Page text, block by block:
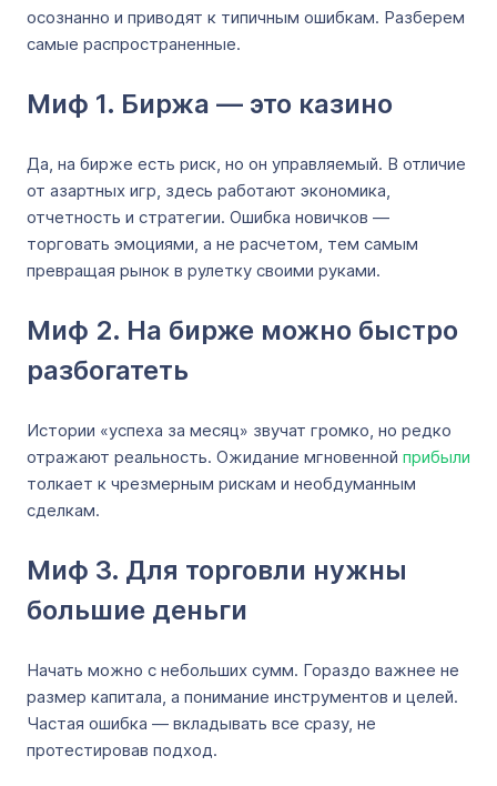
осознанно и приводят к типичным ошибкам. Разберем
самые распространенные.
Миф 1. Биржа — это казино
Да, на бирже есть риск, но он управляемый. В отличие
от азартных игр, здесь работают экономика,
отчетность и стратегии. Ошибка новичков —
торговать эмоциями, а не расчетом, тем самым
превращая рынок в рулетку своими руками.
Миф 2. На бирже можно быстро
разбогатеть
Истории «успеха за месяц» звучат громко, но редко
отражают реальность. Ожидание мгновенной прибыли
толкает к чрезмерным рискам и необдуманным
сделкам.
Миф 3. Для торговли нужны
большие деньги
Начать можно с небольших сумм. Гораздо важнее не
размер капитала, а понимание инструментов и целей.
Частая ошибка — вкладывать все сразу, не
протестировав подход.